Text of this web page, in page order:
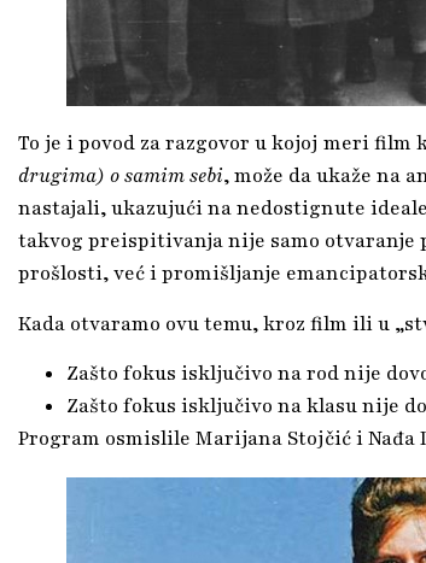
To je i povod za razgovor u kojoj meri film
drugima) o samim sebi, može da ukaže na
nastajali, ukazujući na nedostignute
takvog preispitivanja nije samo otvaranje
prošlosti, već i promišljanje
Kada otvaramo ovu temu, kroz film ili u
Zašto fokus isključivo na rod nije
Zašto fokus isključivo na klasu nije
Program osmislile Marijana Stojčić i Nađa